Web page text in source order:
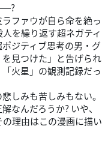
ファウが自ら命を絶っ
を繰り返す超ネガティ
ジティブ思考の男・グ
見つけた」と告げられ
火星」の観測記録だっ
しみも苦しみもない。
なんだろうか? いや、
理由はこの漫画に描い